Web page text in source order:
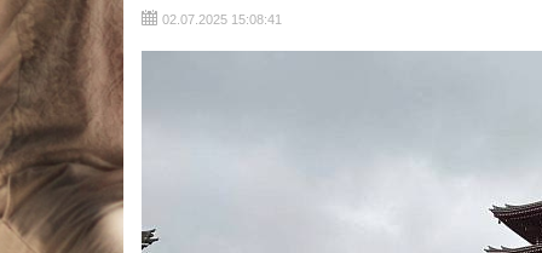
02.07.2025 15:08:41